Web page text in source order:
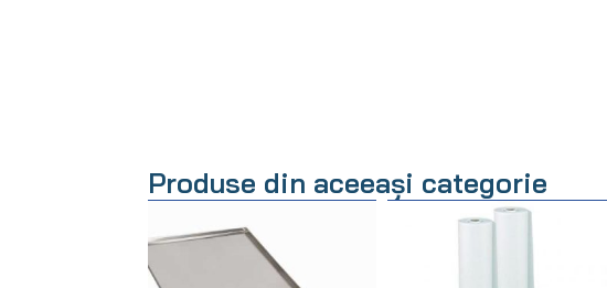
Produse din aceeași categorie